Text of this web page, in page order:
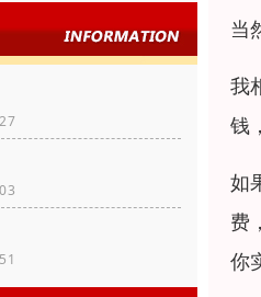
当
我
钱
如
费
你